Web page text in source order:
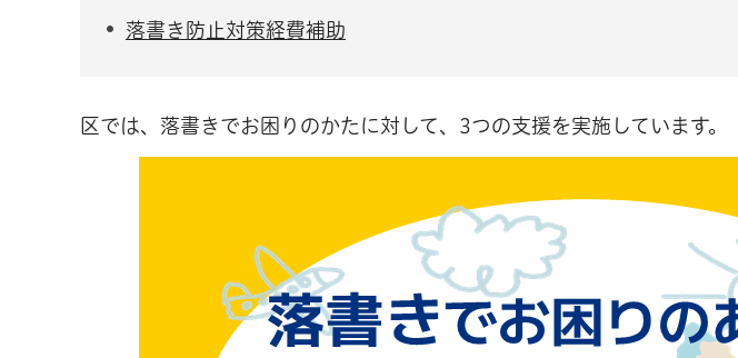
落書き防止対策経費補助
区では、落書きでお困りのかたに対して、3つの支援を実施しています。